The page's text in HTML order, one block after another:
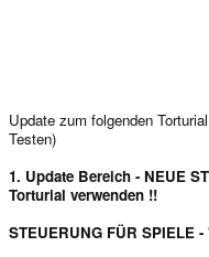
Update zum folgenden
Testen)
1. Update Bereich - NEUE
Torturial verwenden !!
STEUERUNG FÜR SPIELE